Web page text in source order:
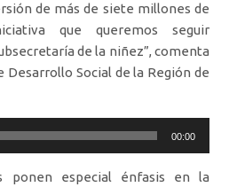
de más de siete millones de
que queremos seguir
de la niñez”, comenta
Desarrollo Social de la Región de
00:00
ponen especial énfasis en la